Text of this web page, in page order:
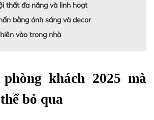
thất đa năng và linh hoạt
bằng ánh sáng và decor
vào trong nhà
khách 2025 mà
bỏ qua